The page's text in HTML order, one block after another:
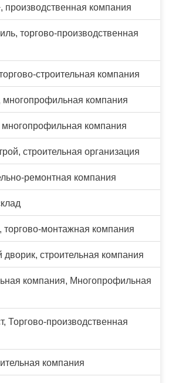
производственная компания
торгово-производственная
строительная компания
многопрофильная компания
многопрофильная компания
строительная организация
ремонтная компания
торгово-монтажная компания
дворик, строительная компания
компания, Многопрофильная
Торгово-производственная
компания